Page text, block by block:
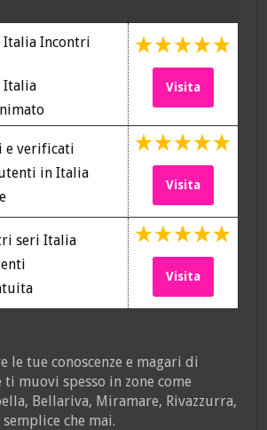
mature
Italia Incontri
Italia
Visita
e verificati
in Italia
Visita
seri Italia
Visita
le tue conoscenze e magari di
muovi spesso in zone come
Bellariva, Miramare, Rivazzurra,
che mai.